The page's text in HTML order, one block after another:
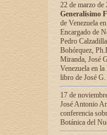
22 de marzo
Generalísimo
de Venezuela
Encargado de
Pedro
Bohórquez,
Miranda, José
Venezuela en
libro de José
17 de
José Antonio
conferencia
Botánica del